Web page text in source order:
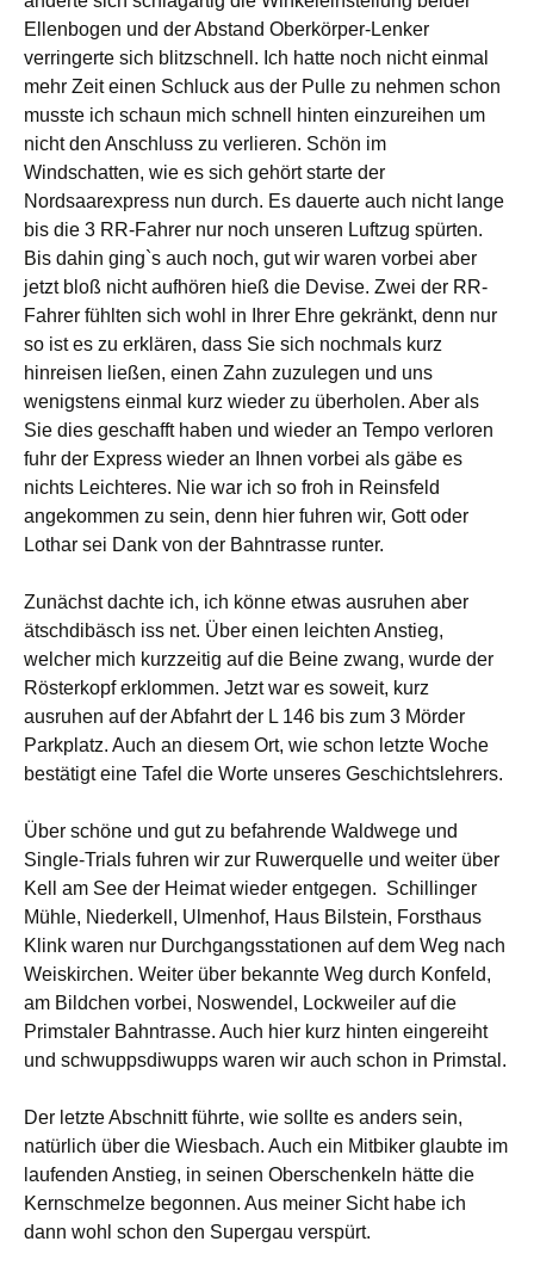
Ellenbogen und der Abstand Oberkörper-Lenker
verringerte sich blitzschnell. Ich hatte noch nicht einmal
mehr Zeit einen Schluck aus der Pulle zu nehmen schon
musste ich schaun mich schnell hinten einzureihen um
nicht den Anschluss zu verlieren. Schön im
Windschatten, wie es sich gehört starte der
Nordsaarexpress nun durch. Es dauerte auch nicht lange
bis die 3 RR-Fahrer nur noch unseren Luftzug spürten.
Bis dahin ging`s auch noch, gut wir waren vorbei aber
jetzt bloß nicht aufhören hieß die Devise. Zwei der RR-
Fahrer fühlten sich wohl in Ihrer Ehre gekränkt, denn nur
so ist es zu erklären, dass Sie sich nochmals kurz
hinreisen ließen, einen Zahn zuzulegen und uns
wenigstens einmal kurz wieder zu überholen. Aber als
Sie dies geschafft haben und wieder an Tempo verloren
fuhr der Express wieder an Ihnen vorbei als gäbe es
nichts Leichteres. Nie war ich so froh in Reinsfeld
angekommen zu sein, denn hier fuhren wir, Gott oder
Lothar sei Dank von der Bahntrasse runter.
Zunächst dachte ich, ich könne etwas ausruhen aber
ätschdibäsch iss net. Über einen leichten Anstieg,
welcher mich kurzzeitig auf die Beine zwang, wurde der
Rösterkopf erklommen. Jetzt war es soweit, kurz
ausruhen auf der Abfahrt der L 146 bis zum 3 Mörder
Parkplatz. Auch an diesem Ort, wie schon letzte Woche
bestätigt eine Tafel die Worte unseres Geschichtslehrers.
Über schöne und gut zu befahrende Waldwege und
Single-Trials fuhren wir zur Ruwerquelle und weiter über
Kell am See der Heimat wieder entgegen. Schillinger
Mühle, Niederkell, Ulmenhof, Haus Bilstein, Forsthaus
Klink waren nur Durchgangsstationen auf dem Weg nach
Weiskirchen. Weiter über bekannte Weg durch Konfeld,
am Bildchen vorbei, Noswendel, Lockweiler auf die
Primstaler Bahntrasse. Auch hier kurz hinten eingereiht
und schwuppsdiwupps waren wir auch schon in Primstal.
Der letzte Abschnitt führte, wie sollte es anders sein,
natürlich über die Wiesbach. Auch ein Mitbiker glaubte im
laufenden Anstieg, in seinen Oberschenkeln hätte die
Kernschmelze begonnen. Aus meiner Sicht habe ich
dann wohl schon den Supergau verspürt.